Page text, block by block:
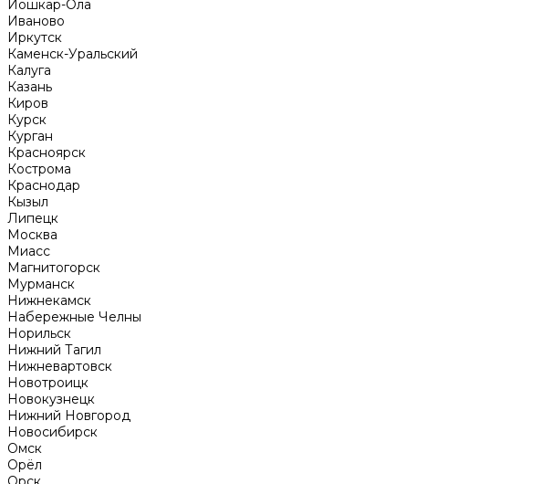
Йошкар-Ола
Иваново
Иркутск
Каменск-Уральский
Калуга
Казань
Киров
Курск
Курган
Красноярск
Кострома
Краснодар
Кызыл
Липецк
Москва
Миасс
Магнитогорск
Мурманск
Нижнекамск
Набережные Челны
Норильск
Нижний Тагил
Нижневартовск
Новотроицк
Новокузнецк
Нижний Новгород
Новосибирск
Омск
Орёл